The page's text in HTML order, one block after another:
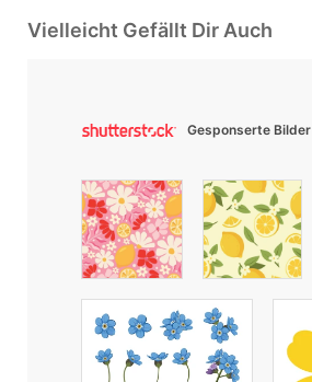
Vielleicht Gefällt Dir Auch
Gesponserte Bilder